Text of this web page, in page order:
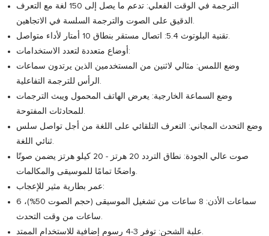
الترجمة في الوقت الفعلي: تدعم ما يصل إلى 150 لغة مع التعرف
الدقيق على الصوت والترجمة السلسة في الاتجاهين.
تقنية البلوتوث 5.4: اتصال مستقر بنطاق 10 أمتار لأداء متواصل.
أوضاع متعددة لتعدد الاستخدامات:
وضع اللمس: مثالي لاثنين من المستخدمين الذين يرتدون سماعات
الرأس للترجمة التفاعلية.
وضع السماعة الخارجية: يعرض الهاتف المحمول ويبث الترجمات
للمحادثات المفتوحة.
وضع التحدث المجاني: التعرف التلقائي على اللغة من أجل تواصل سلس
ثنائي اللغة.
صوت عالي الجودة: نطاق التردد 20 هرتز - 20 كيلو هرتز يضمن صوتًا
واضحًا تمامًا للموسيقى والمكالمات.
عمر بطارية مثير للإعجاب:
سماعات الأذن: 8 ساعات من تشغيل الموسيقى (حجم الصوت 50%)، 6
ساعات من وقت التحدث.
علبة الشحن: توفر 3-4 رسوم إضافية للاستخدام الممتد.